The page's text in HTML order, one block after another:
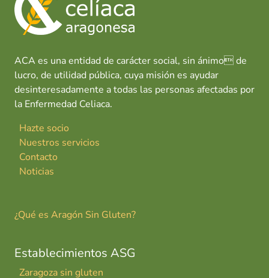
t
i
r
i
n
e
o
s
k p
ACA es una entidad de carácter social, sin ánimo de
lucro, de utilidad pública, cuya misión es ayudar
desinteresadamente a todas las personas afectadas por
la Enfermedad Celiaca.
Hazte socio
Nuestros servicios
Contacto
Noticias
¿Qué es Aragón Sin Gluten?
Establecimientos ASG
Zaragoza sin gluten